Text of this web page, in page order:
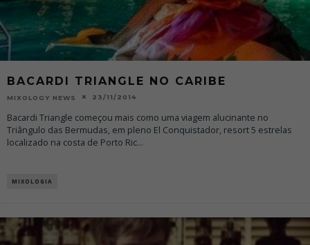
BACARDI TRIANGLE NO CARIBE
MIXOLOGY NEWS 23/11/2014
Bacardi Triangle começou mais como uma viagem alucinante no
Triângulo das Bermudas, em pleno El Conquistador, resort 5 estrelas
localizado na costa de Porto Ric...
MIXOLOGIA